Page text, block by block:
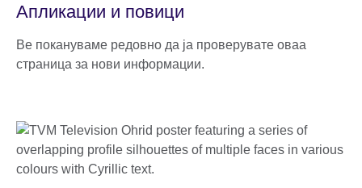
Апликации и повици
Ве покануваме редовно да ја проверувате оваа
страница за нови информации.